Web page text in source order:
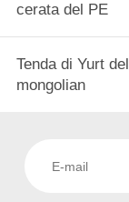
cerata del PE
Tenda di Yurt del
mongolian